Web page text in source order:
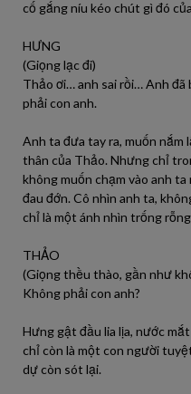
cố gắng níu kéo chút gì đó
HƯNG
(Giọng lạc đi)
Thảo ơi… anh sai rồi… Anh
phải con anh.
Anh ta đưa tay ra, muốn nắm
thân của Thảo. Nhưng chỉ
không muốn chạm vào anh ta
đau đớn. Cô nhìn anh ta,
chỉ là một ánh nhìn trống
THẢO
(Giọng thều thào, gần như
Không phải con anh?
Hưng gật đầu lia lịa, nước
chỉ còn là một con người
dự còn sót lại.